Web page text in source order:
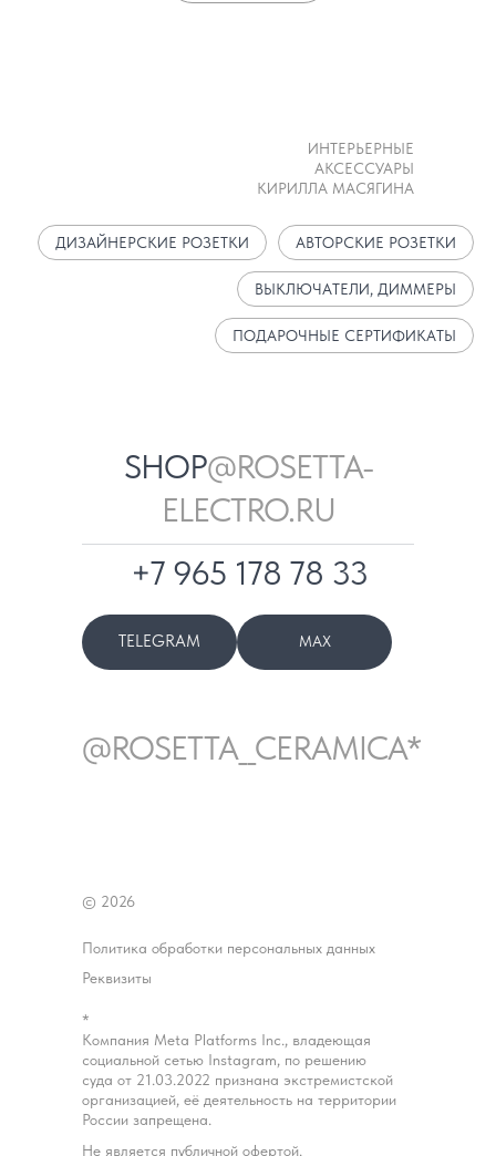
ИНТЕРЬЕРНЫЕ
АКСЕССУАРЫ
КИРИЛЛА МАСЯГИНА
ДИЗАЙНЕРСКИЕ РОЗЕТКИ АВТОРСКИЕ РОЗЕТКИ
ВЫКЛЮЧАТЕЛИ, ДИММЕРЫ
ПОДАРОЧНЫЕ СЕРТИФИКАТЫ
+7 965 178 78 33
@ROSETTA__CERAMICA*
SHOP@ROSETTA-
ELECTRO.RU
TELEGRAM MAX
*
Компания Meta Platforms Inc., владеющая
социальной сетью Instagram, по решению
суда от 21.03.2022 признана экстремистской
организацией, её деятельность на территории
России запрещена.
Не является публичной офертой.
Политика обработки персональных данных
Реквизиты
© 2026